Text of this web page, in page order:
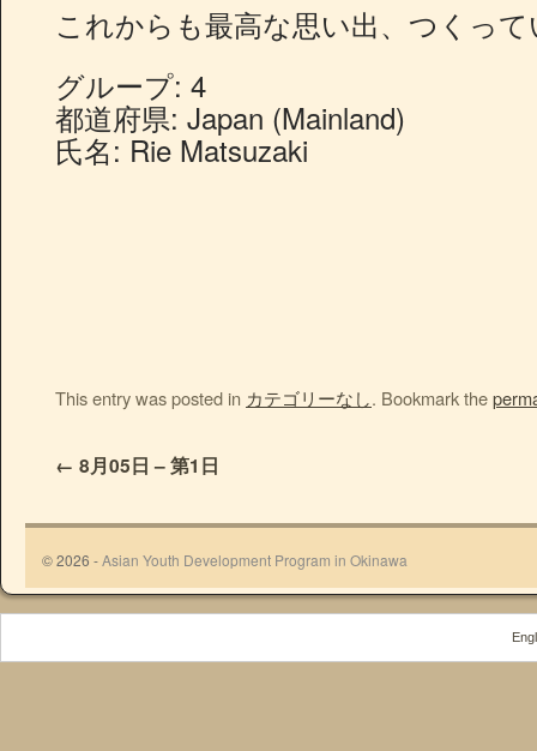
これからも最高な思い出、つくっ
グループ: 4
都道府県: Japan (Mainland)
氏名: Rie Matsuzaki
This entry was posted in カテゴリーなし. Bookmark the
← 8月05日 – 第1日
© 2026 -Asian Youth Development Program in Okinawa